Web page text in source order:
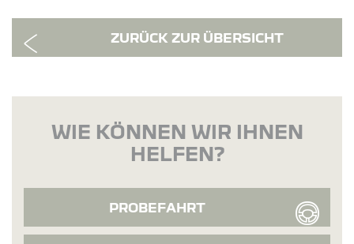
ZURÜCK ZUR ÜBERSICHT
WIE KÖNNEN WIR IHNEN
HELFEN?
PROBEFAHRT